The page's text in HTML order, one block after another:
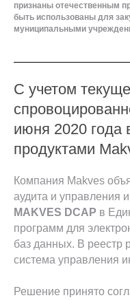
признаны отечественным
быть использованы для
муниципальными
С учетом
июня 2020 года
продуктами
Компания Makves
аудита и управления
MAKVES DCAP в
программ для
баз данных. В реестр
система управления
Решение принято